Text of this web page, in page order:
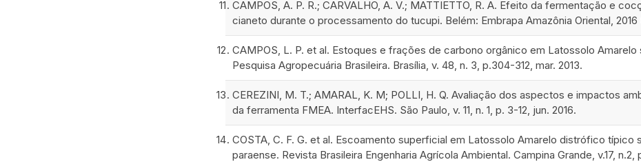
CAMPOS, A. P. R.; CARVALHO, A. V.; MATTIETTO, R. A. Efeito da fermentação e
cianeto durante o processamento do tucupi. Belém: Embrapa Amazônia Oriental,
CAMPOS, L. P. et al. Estoques e frações de carbono orgânico em Latossolo
Pesquisa Agropecuária Brasileira. Brasília, v. 48, n. 3, p.304-312, mar. 2013.
CEREZINI, M. T.; AMARAL, K. M; POLLI, H. Q. Avaliação dos aspectos e impactos
da ferramenta FMEA. InterfacEHS. São Paulo, v. 11, n. 1, p. 3-12, jun. 2016.
COSTA, C. F. G. et al. Escoamento superficial em Latossolo Amarelo distrófico
paraense. Revista Brasileira Engenharia Agrícola Ambiental. Campina Grande, v.17, n.2,